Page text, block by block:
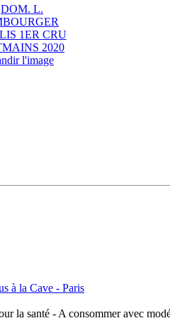
l'image
à la Cave - Paris
la santé - A consommer avec